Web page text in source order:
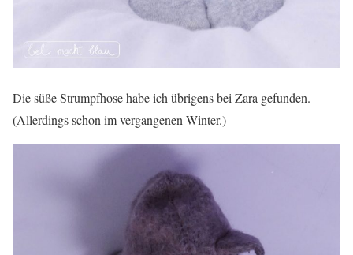
Die süße Strumpfhose habe ich übrigens bei Zara gefunden.
(Allerdings schon im vergangenen Winter.)